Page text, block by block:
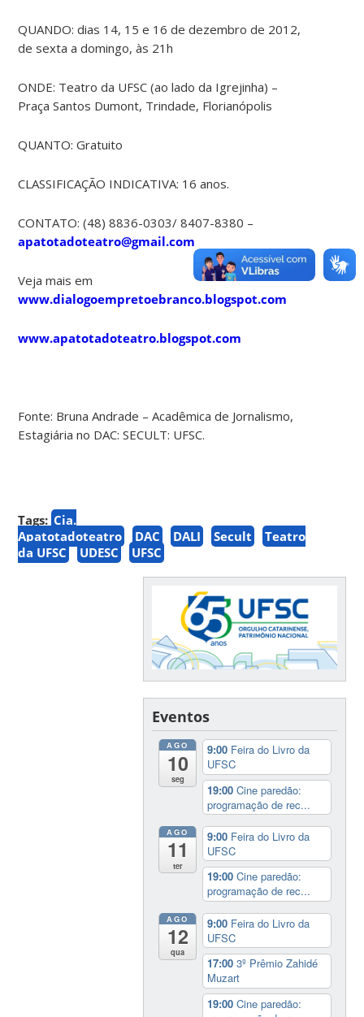
QUANDO: dias 14, 15 e 16 de dezembro de 2012,
de sexta a domingo, às 21h
ONDE: Teatro da UFSC (ao lado da Igrejinha) –
Praça Santos Dumont, Trindade, Florianópolis
QUANTO: Gratuito
CLASSIFICAÇÃO INDICATIVA: 16 anos.
CONTATO: (48) 8836-0303/ 8407-8380 –
apatotadoteatro@gmail.com
Veja mais em
www.dialogoempretoebranco.blogspot.com
www.apatotadoteatro.blogspot.com
Fonte: Bruna Andrade – Acadêmica de Jornalismo,
Estagiária no DAC: SECULT: UFSC.
Tags: Cia.
Apatotadoteatro
DAC DALI Secult
Teatro
da UFSC
UDESC UFSC
Eventos
AGO
10
seg
9:00 Feira do Livro da
UFSC
19:00Cine paredão:
programação de rec...
AGO
11
ter
9:00 Feira do Livro da
UFSC
19:00Cine paredão:
programação de rec...
AGO
12
qua
9:00 Feira do Livro da
UFSC
17:003º Prêmio Zahidé
Muzart
19:00Cine paredão: